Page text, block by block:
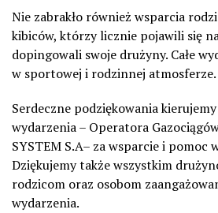
Nie zabrakło również wsparcia
kibiców, którzy licznie pojawili się
dopingowali swoje drużyny. Całe
w sportowej i rodzinnej atmosferze.
Serdeczne podziękowania
wydarzenia – Operatora
SYSTEM S.A– za wsparcie i
Dziękujemy także wszystkim
rodzicom oraz osobom
wydarzenia.